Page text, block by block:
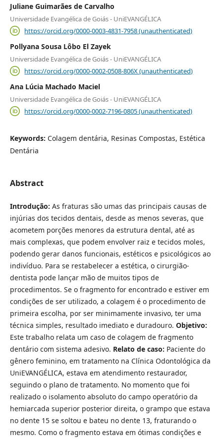
Juliane Guimarães de Carvalho
Universidade Evangélica de Goiás - UniEVANGÉLICA
https://orcid.org/0000-0003-4831-7958 (unauthenticated)
Pollyana Sousa Lôbo El Zayek
Universidade Evangélica de Goiás - UniEVANGÉLICA
https://orcid.org/0000-0002-0508-806X (unauthenticated)
Ana Lúcia Machado Maciel
Universidade Evangélica de Goiás - UniEVANGÉLICA
https://orcid.org/0000-0002-7196-0805 (unauthenticated)
Keywords: Colagem dentária, Resinas Compostas, Estética
Dentária
Abstract
Introdução: As fraturas são umas das principais causas de
injúrias dos tecidos dentais, desde as menos severas, que
acometem porções menores da estrutura dental, até as
mais complexas, que podem envolver raiz e tecidos moles,
podendo gerar danos funcionais, estéticos e psicológicos ao
indivíduo. Para se restabelecer a estética, o cirurgião-
dentista pode lançar mão de muitos tipos de
procedimentos. Se o fragmento for encontrado e estiver em
condições de ser utilizado, a colagem é o procedimento de
primeira escolha, por ser minimamente invasivo, ter uma
técnica simples, resultado imediato e duradouro. Objetivo:
Este trabalho relata um caso de colagem de fragmento
dentário com sistema adesivo. Relato de caso: Paciente do
gênero feminino, em tratamento na Clínica Odontológica da
UniEVANGÉLICA, estava em atendimento restaurador,
seguindo o plano de tratamento. No momento que foi
realizado o isolamento absoluto do campo operatório da
hemiarcada superior posterior direita, o grampo que estava
no dente 15 se soltou e bateu no dente 13, fraturando o
mesmo. Como o fragmento estava em ótimas condições e